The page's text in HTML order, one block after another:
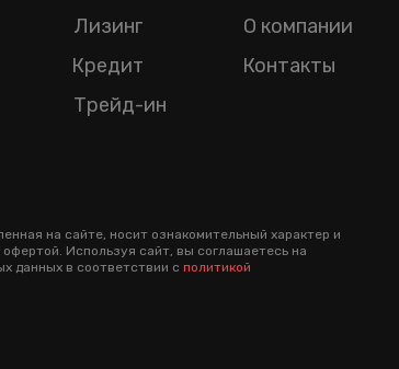
Лизинг
Кредит
Трейд-ин
О компании
Контакты
на сайте, носит ознакомительный характер и
Используя сайт, вы соглашаетесь на
данных в соответствии с политикой